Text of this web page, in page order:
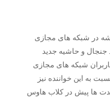
در شبکه های مجازی
جنجال و حاشیه جدید
شبکه‌ های مجازی
به این خواننده نیز
مدت ها پیش در کلاب هاوس